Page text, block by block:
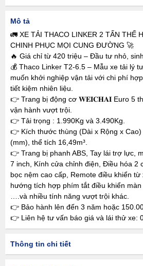
Mô tả
🚛 XE TẢI THACO LINKER 2 TẤN THẾ
CHINH PHỤC MỌI CUNG ĐƯỜNG 🚀
🔥 Giá chỉ từ 420 triệu – Đầu tư nhỏ,
💰 Thaco Linker T2-6.5 – Mẫu xe tải lý
muốn khởi nghiệp vận tải với chi phí
tiết kiệm nhiên liệu.
👉 Trang bị động cơ 𝐖𝐄𝐈𝐂𝐇𝐀𝐈 Euro 5
vận hành vượt trội.
👉 Tải trọng : 1.990Kg và 3.490Kg.
👉 Kích thước thùng (Dài x Rộng x
(mm), thể tích 16,49m³.
👉 Trang bị phanh ABS, Tay lái trợ lực,
7 inch, Kính cửa chỉnh điện, Điều hóa 2
bọc nệm cao cấp, Remote điều khiển
hướng tích hợp phím tắt điều khiển màn
….và nhiều tính năng vượt trội khác.
👉 Bảo hành lên đến 3 năm hoặc
👉 Liên hệ tư vấn báo giá và lái thử xe:
Thông tin chi tiết